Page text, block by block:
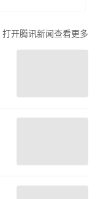
打开腾讯新闻查看更多